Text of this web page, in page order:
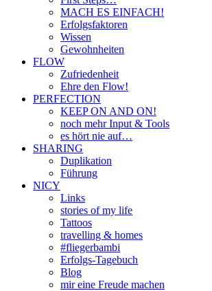
MACH ES EINFACH!
Erfolgsfaktoren
Wissen
Gewohnheiten
FLOW
Zufriedenheit
Ehre den Flow!
PERFECTION
KEEP ON AND ON!
noch mehr Input & Tools
es hört nie auf…
SHARING
Duplikation
Führung
NICY
Links
stories of my life
Tattoos
travelling & homes
#fliegerbambi
Erfolgs-Tagebuch
Blog
mir eine Freude machen